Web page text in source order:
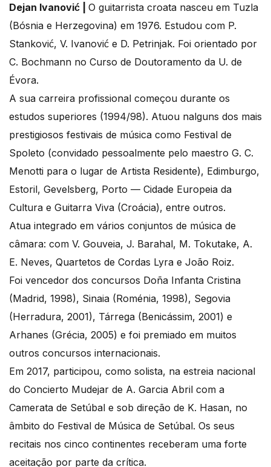
Dejan Ivanović | O guitarrista croata nasceu em Tuzla
(Bósnia e Herzegovina) em 1976. Estudou com P.
Stanković, V. Ivanović e D. Petrinjak. Foi orientado por
C. Bochmann no Curso de Doutoramento da U. de
Évora.
A sua carreira profissional começou durante os
estudos superiores (1994/98). Atuou nalguns dos mais
prestigiosos festivais de música como Festival de
Spoleto (convidado pessoalmente pelo maestro G. C.
Menotti para o lugar de Artista Residente), Edimburgo,
Estoril, Gevelsberg, Porto — Cidade Europeia da
Cultura e Guitarra Viva (Croácia), entre outros.
Atua integrado em vários conjuntos de música de
câmara: com V. Gouveia, J. Barahal, M. Tokutake, A.
E. Neves, Quartetos de Cordas Lyra e João Roiz.
Foi vencedor dos concursos Doña Infanta Cristina
(Madrid, 1998), Sinaia (Roménia, 1998), Segovia
(Herradura, 2001), Tárrega (Benicássim, 2001) e
Arhanes (Grécia, 2005) e foi premiado em muitos
outros concursos internacionais.
Em 2017, participou, como solista, na estreia nacional
do Concierto Mudejar de A. Garcia Abril com a
Camerata de Setúbal e sob direção de K. Hasan, no
âmbito do Festival de Música de Setúbal. Os seus
recitais nos cinco continentes receberam uma forte
aceitação por parte da crítica.